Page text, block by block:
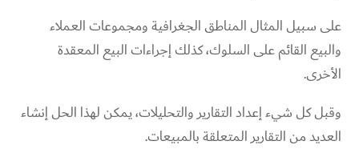
على سبيل المثال المناطق الجغرافية ومجموعات العملاء
والبيع القائم على السلوك، كذلك إجراءات البيع المعقدة
الأخرى.
وقبل كل شيء إعداد التقارير والتحليلات، يمكن لهذا الحل إنشاء
العديد من التقارير المتعلقة بالمبيعات.